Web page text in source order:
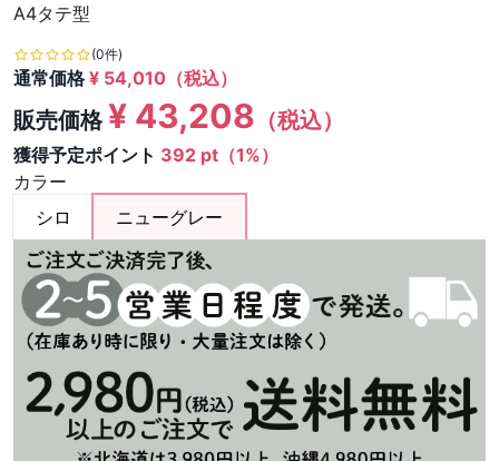
A4タテ型
(0件)
通常価格¥ 54,010 （税込）
販売価格¥ 43,208 （税込）
獲得予定ポイント 392 pt（1%）
カラー
シロ
ニューグレー